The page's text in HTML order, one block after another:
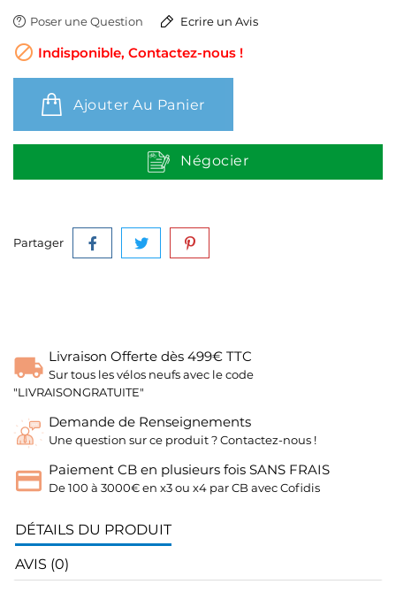
Poser une Question Ecrire un Avis
 Indisponible, Contactez-nous !
Ajouter Au Panier
Négocier
Partager
Livraison Offerte dès 499€ TTC
Sur tous les vélos neufs avec le code
"LIVRAISONGRATUITE"
Demande de Renseignements
Une question sur ce produit ? Contactez-nous !
Paiement CB en plusieurs fois SANS FRAIS
De 100 à 3000€ en x3 ou x4 par CB avec Cofidis
DÉTAILS DU PRODUIT
AVIS (0)